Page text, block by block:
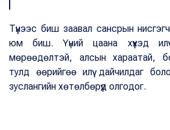
Түүнээс биш заавал сансрын
юм биш. Үүний цаана хүүхэд
мөрөөдөлтэй, алсын хараатай,
тулд өөрийгөө илүү дайчилдаг
зуслангийн хөтөлбөрүүд олгодог.